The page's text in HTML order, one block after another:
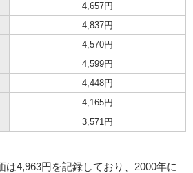
4,657円
4,837円
4,570円
4,599円
4,448円
4,165円
3,571円
は4,963円を記録しており、2000年に